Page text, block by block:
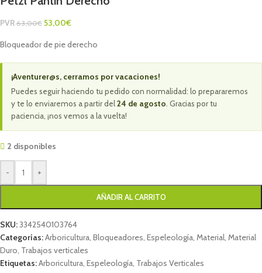
PVR 63,00€ 53,00€
Bloqueador de pie derecho
¡Aventurer@s, cerramos por vacaciones!
Puedes seguir haciendo tu pedido con normalidad: lo prepararemos
y te lo enviaremos a partir del24 de agosto . Gracias por tu
paciencia, ¡nos vemos a la vuelta!
2 disponibles
- +
AÑADIR AL CARRITO
SKU:3342540103764
Categorías:Arboricultura, Bloqueadores, Espeleología, Material, Material
Duro, Trabajos verticales
Etiquetas:Arboricultura, Espeleología, Trabajos Verticales